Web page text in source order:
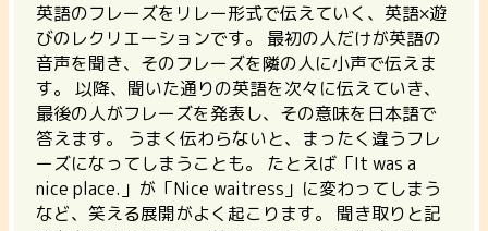
英語のフレーズをリレー形式で伝えていく、英語×遊
びのレクリエーションです。 最初の人だけが英語の
音声を聞き、そのフレーズを隣の人に小声で伝えま
す。 以降、聞いた通りの英語を次々に伝えていき、
最後の人がフレーズを発表し、その意味を日本語で
答えます。
うまく伝わらないと、まったく違うフレ
ーズになってしまうことも。 たとえば「It was a
nice place.」が「Nice waitress」に変わってしまう
など、笑える展開がよく起こります。 聞き取りと記